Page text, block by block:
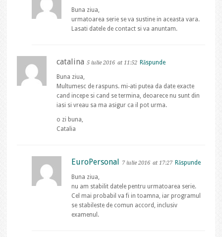
Buna ziua,
urmatoarea serie se va sustine in aceasta vara.
Lasati datele de contact si va anuntam.
catalina 5 iulie 2016 at 11:52 Răspunde
Buna ziua,
Multumesc de raspuns. mi-ati putea da date exacte
cand incepe si cand se termina, deoarece nu sunt din
iasi si vreau sa ma asigur ca il pot urma.
o zi buna,
Catalia
EuroPersonal 7 iulie 2016 at 17:27 Răspunde
Buna ziua,
nu am stabilit datele pentru urmatoarea serie.
Cel mai probabil va fi in toamna, iar programul
se stabileste de comun accord, inclusiv
examenul.